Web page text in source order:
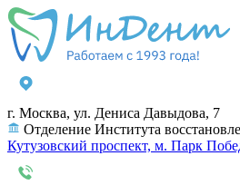
г. Москва, ул. Дениса Давыдова, 7
Отделение Института
Кутузовский проспект, м. Парк